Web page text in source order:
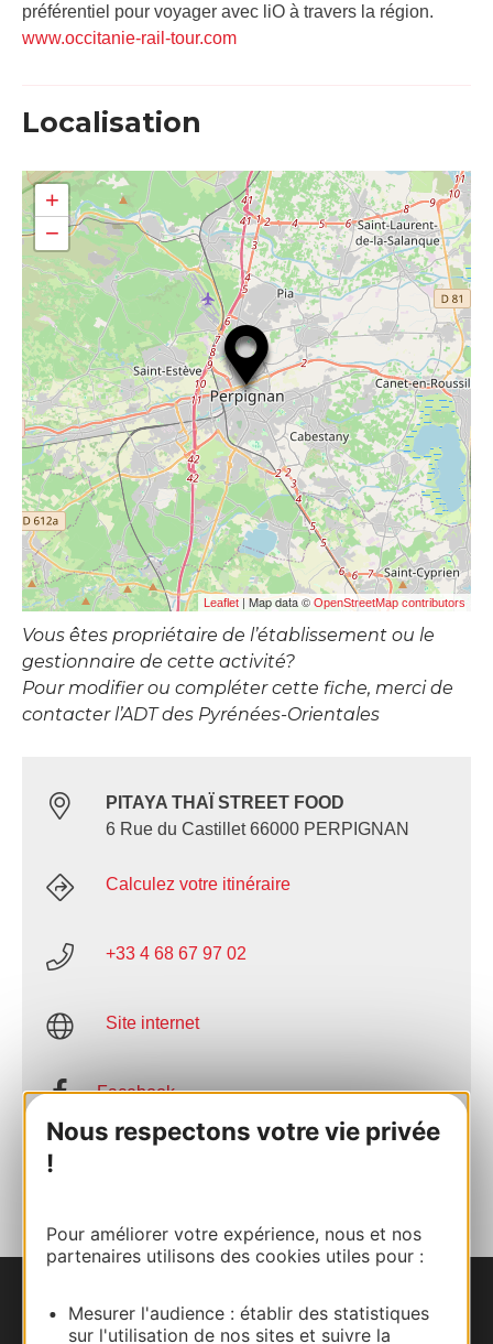
Nous respectons votre vie privée
!
Pour améliorer votre expérience, nous et nos
partenaires utilisons des cookies utiles pour :
Mesurer l'audience : établir des statistiques
sur l'utilisation de nos sites et suivre la
préférentiel pour voyager avec liO à travers la région.
www.occitanie-rail-tour.com
Localisation
+
−
Leaflet | Map data © OpenStreetMap contributors
Vous êtes propriétaire de l’établissement ou le
gestionnaire de cette activité?
Pour modifier ou compléter cette fiche, merci de
contacter l’ADT des Pyrénées-Orientales
PITAYA THAÏ STREET FOOD
6 Rue du Castillet 66000 PERPIGNAN
Calculez votre itinéraire
+33 4 68 67 97 02
Site internet
Facebook
Nous contacter